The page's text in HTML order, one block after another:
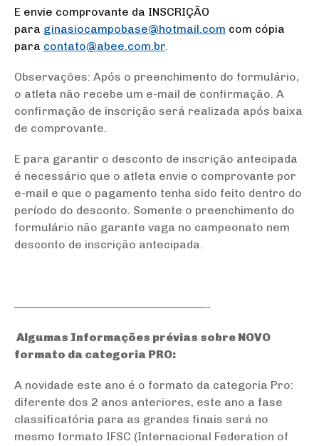
E envie comprovante da INSCRIÇÃO
para ginasiocampobase@hotmail.com com cópia
para contato@abee.com.br.
Observações: Após o preenchimento do formulário,
o atleta não recebe um e-mail de confirmação. A
confirmação de inscrição será realizada após baixa
de comprovante.
E para garantir o desconto de inscrição antecipada
é necessário que o atleta envie o comprovante por
e-mail e que o pagamento tenha sido feito dentro do
período do desconto. Somente o preenchimento do
formulário não garante vaga no campeonato nem
desconto de inscrição antecipada.
——————————————————-
Algumas Informações prévias sobre NOVO
formato da categoria PRO:
A novidade este ano é o formato da categoria Pro:
diferente dos 2 anos anteriores, este ano a fase
classificatória para as grandes finais será no
mesmo formato IFSC (Internacional Federation of